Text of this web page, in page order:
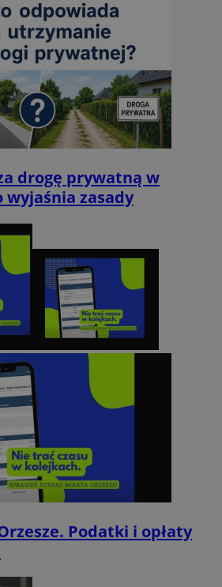
drogę prywatną w
wyjaśnia zasady
Podatki i opłaty